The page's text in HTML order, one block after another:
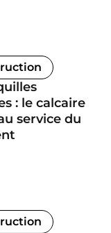
: le calcaire
service du